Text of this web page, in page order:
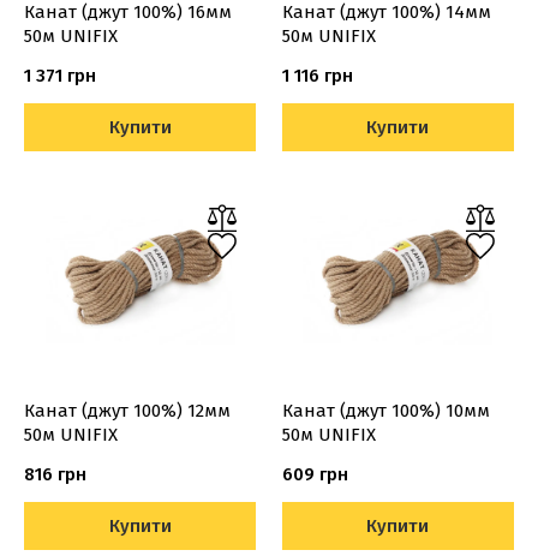
Канат (джут 100%) 16мм
50м UNIFIX
1 371 грн
Купити
Канат (джут 100%) 14мм
50м UNIFIX
1 116 грн
Купити
Канат (джут 100%) 12мм
50м UNIFIX
816 грн
Купити
Канат (джут 100%) 10мм
50м UNIFIX
609 грн
Купити